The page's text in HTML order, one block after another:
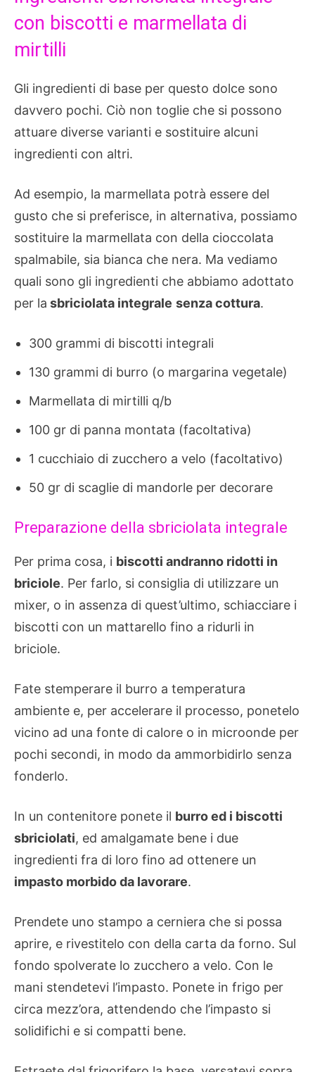
con biscotti e marmellata di
mirtilli
Gli ingredienti di base per questo dolce sono
davvero pochi. Ciò non toglie che si possono
attuare diverse varianti e sostituire alcuni
ingredienti con altri.
Ad esempio, la marmellata potrà essere del
gusto che si preferisce, in alternativa, possiamo
sostituire la marmellata con della cioccolata
spalmabile, sia bianca che nera. Ma vediamo
quali sono gli ingredienti che abbiamo adottato
per la sbriciolata integrale senza cottura.
300 grammi di biscotti integrali
130 grammi di burro (o margarina vegetale)
Marmellata di mirtilli q/b
100 gr di panna montata (facoltativa)
1 cucchiaio di zucchero a velo (facoltativo)
50 gr di scaglie di mandorle per decorare
Preparazione della sbriciolata integrale
Per prima cosa, i biscotti andranno ridotti in
briciole. Per farlo, si consiglia di utilizzare un
mixer, o in assenza di quest’ultimo, schiacciare i
biscotti con un mattarello fino a ridurli in
briciole.
Fate stemperare il burro a temperatura
ambiente e, per accelerare il processo, ponetelo
vicino ad una fonte di calore o in microonde per
pochi secondi, in modo da ammorbidirlo senza
fonderlo.
In un contenitore ponete il burro ed i biscotti
sbriciolati, ed amalgamate bene i due
ingredienti fra di loro fino ad ottenere un
impasto morbido da lavorare.
Prendete uno stampo a cerniera che si possa
aprire, e rivestitelo con della carta da forno. Sul
fondo spolverate lo zucchero a velo. Con le
mani stendetevi l’impasto. Ponete in frigo per
circa mezz’ora, attendendo che l’impasto si
solidifichi e si compatti bene.